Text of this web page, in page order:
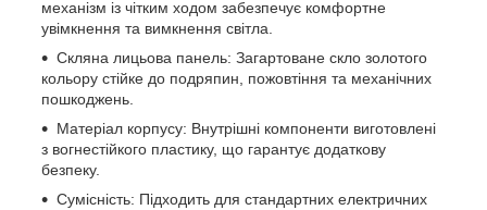
механізм із чітким ходом забезпечує комфортне
увімкнення та вимкнення світла.
Скляна лицьова панель: Загартоване скло золотого
кольору стійке до подряпин, пожовтіння та механічних
пошкоджень.
Матеріал корпусу: Внутрішні компоненти виготовлені
з вогнестійкого пластику, що гарантує додаткову
безпеку.
Сумісність: Підходить для стандартних електричних